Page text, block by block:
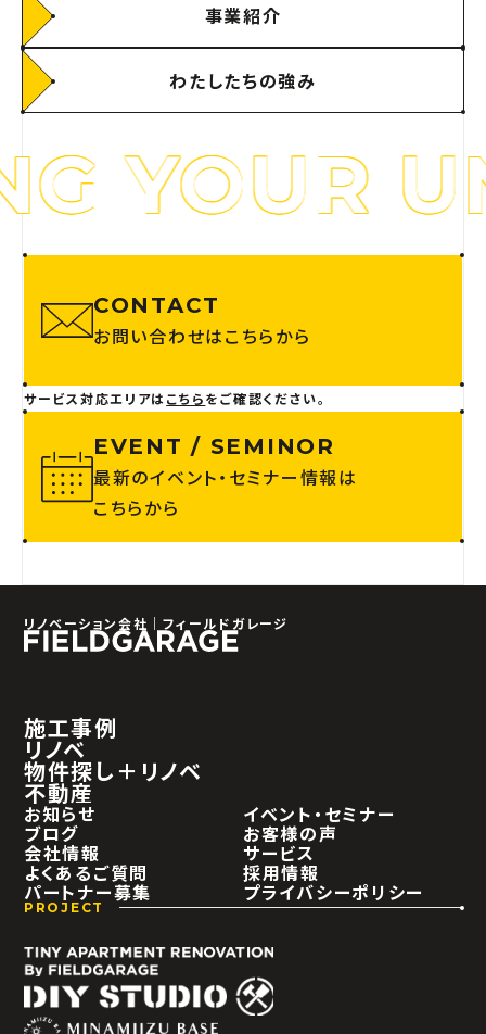
事業紹介
わたしたちの強み
CONTACT
お問い合わせはこちらから
サービス対応エリアはこちらをご確認ください。
EVENT / SEMINOR
最新のイベント・セミナー情報は
こちらから
リノベーション会社｜フィールドガレージ
施工事例
リノベ
物件探し＋リノベ
不動産
お知らせ イベント・セミナー
ブログ お客様の声
会社情報 サービス
よくあるご質問 採用情報
パートナー募集 プライバシーポリシー
PROJECT